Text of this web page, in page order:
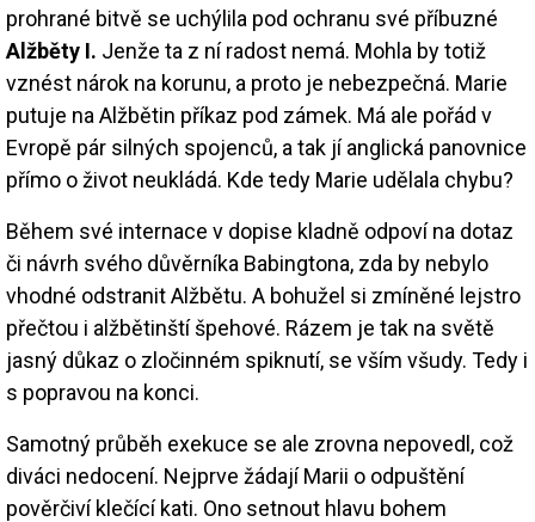
prohrané bitvě se uchýlila pod ochranu své příbuzné
Alžběty I. Jenže ta z ní radost nemá. Mohla by totiž
vznést nárok na korunu, a proto je nebezpečná. Marie
putuje na Alžbětin příkaz pod zámek. Má ale pořád v
Evropě pár silných spojenců, a tak jí anglická panovnice
přímo o život neukládá. Kde tedy Marie udělala chybu?
Během své internace v dopise kladně odpoví na dotaz
či návrh svého důvěrníka Babingtona, zda by nebylo
vhodné odstranit Alžbětu. A bohužel si zmíněné lejstro
přečtou i alžbětinští špehové. Rázem je tak na světě
jasný důkaz o zločinném spiknutí, se vším všudy. Tedy i
s popravou na konci.
Samotný průběh exekuce se ale zrovna nepovedl, což
diváci nedocení. Nejprve žádají Marii o odpuštění
pověrčiví klečící kati. Ono setnout hlavu bohem